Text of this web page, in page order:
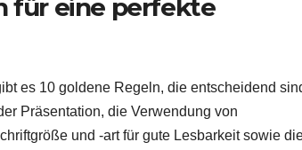
für eine perfekte
es 10 goldene Regeln, die entscheidend
Präsentation, die Verwendung von
und -art für gute Lesbarkeit sowie